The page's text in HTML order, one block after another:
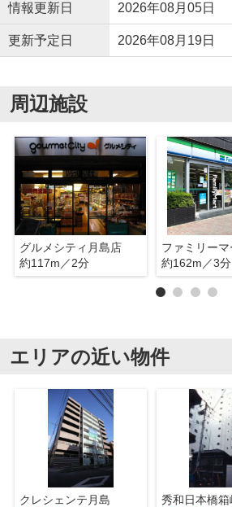
情報更新日 2026年08月05日
更新予定日 2026年08月19日
周辺施設
グルメシティ月島店
約117m／2分
約162m／3分
エリアの近い物件
クレシェンテ月島